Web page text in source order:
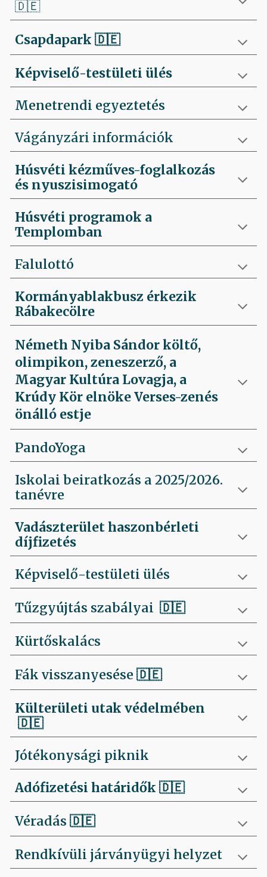
🇩🇪
Csapdapark 🇩🇪
Képviselő-testületi ülés
Menetrendi egyeztetés
Vágányzári információk
Húsvéti kézműves-foglalkozás
és nyuszisimogató
Húsvéti programok a
Templomban
Falulottó
Kormányablakbusz érkezik
Rábakecölre
Németh Nyiba Sándor költő,
olimpikon, zeneszerző, a
Magyar Kultúra Lovagja, a
Krúdy Kör elnöke Verses-zenés
önálló estje
PandoYoga
Iskolai beiratkozás a 2025/2026.
tanévre
Vadászterület haszonbérleti
díjfizetés
Képviselő-testületi ülés
Tűzgyújtás szabályai🇩🇪
Kürtőskalács
Fák visszanyesése🇩🇪
Külterületi utak védelmében
🇩🇪
Jótékonysági piknik
Adófizetési határidők🇩🇪
Véradás🇩🇪
Rendkívüli járványügyi helyzet